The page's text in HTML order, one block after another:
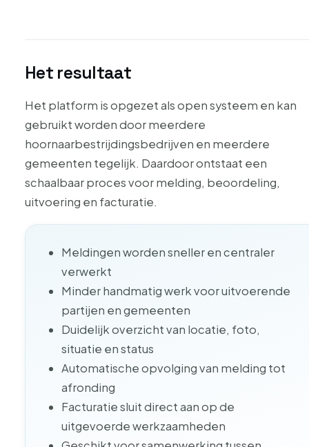
Het resultaat
Het platform is opgezet als open systeem en kan
gebruikt worden door meerdere
hoornaarbestrijdingsbedrijven en meerdere
gemeenten tegelijk. Daardoor ontstaat een
schaalbaar proces voor melding, beoordeling,
uitvoering en facturatie.
Meldingen worden sneller en centraler
verwerkt
Minder handmatig werk voor uitvoerende
partijen en gemeenten
Duidelijk overzicht van locatie, foto,
situatie en status
Automatische opvolging van melding tot
afronding
Facturatie sluit direct aan op de
uitgevoerde werkzaamheden